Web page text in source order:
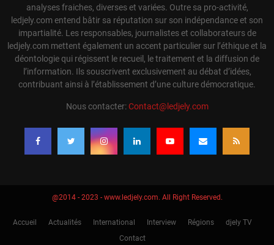
analyses fraiches, diverses et variées. Outre sa pro-activité,
ledjely.com entend bâtir sa réputation sur son indépendance et son
impartialité. Les responsables, journalistes et collaborateurs de
ledjely.com mettent également un accent particulier sur l’éthique et la
déontologie qui régissent le recueil, le traitement et la diffusion de
l’information. Ils souscrivent exclusivement au débat d’idées,
contribuant ainsi à l’établissement d’une culture démocratique.
Nous contacter:Contact@ledjely.com
@2014 - 2023 - www.ledjely.com. All Right Reserved.
Accueil Actualités International Interview Régions
djely TV
Contact